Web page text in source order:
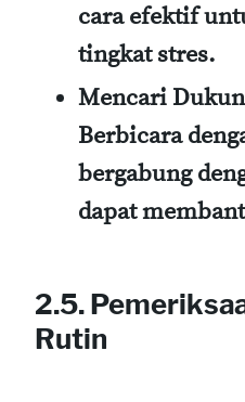
cara efektif
tingkat stres.
Mencari
Berbicara
bergabung
dapat
2.5.
Rutin